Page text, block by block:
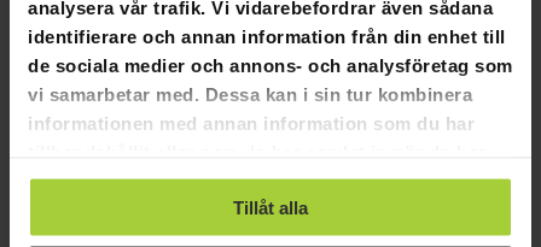
analysera vår trafik. Vi vidarebefordrar även sådana
identifierare och annan information från din enhet till
de sociala medier och annons- och analysföretag som
vi samarbetar med. Dessa kan i sin tur kombinera
informationen med annan information som du har
använt deras tjänster.
Tillåt alla
4,8 Baserat på 256 recensioner
37
0